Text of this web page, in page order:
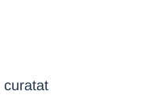
curatat